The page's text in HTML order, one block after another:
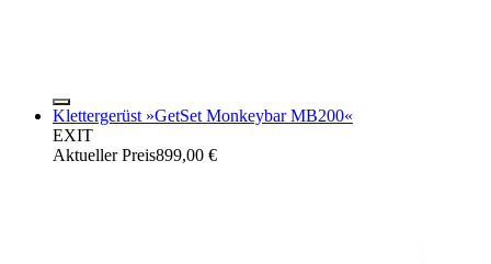
Klettergerüst »GetSet Monkeybar MB200«
EXIT
Aktueller Preis899,00 €